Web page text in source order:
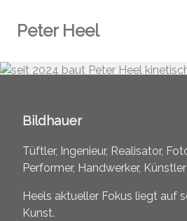
Peter Heel
Bildhauer
Tüftler, Ingenieur, Realisator,
Performer, Handwerker, Künstler
Heels aktueller Fokus liegt auf
Kunst.